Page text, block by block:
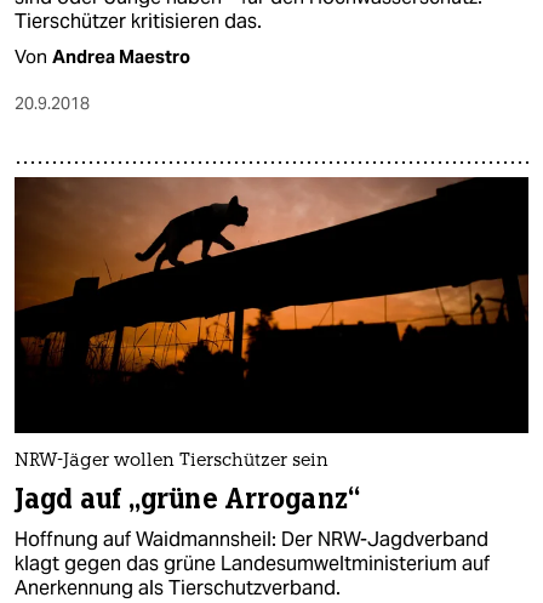
Tierschützer kritisieren das.
Von Andrea Maestro
20.9.2018
NRW-Jäger wollen Tierschützer sein
Jagd auf „grüne Arroganz“
Hoffnung auf Waidmannsheil: Der NRW-Jagdverband
klagt gegen das grüne Landesumweltministerium auf
Anerkennung als Tierschutzverband.